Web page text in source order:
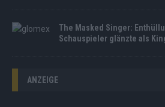
The Masked Singer:
Schauspieler glänzte als
ANZEIGE